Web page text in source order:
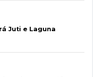
Juti e Laguna